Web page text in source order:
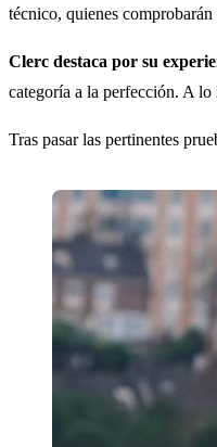
técnico, quienes
Clerc destaca por su
categoría a la perfección. A
Tras pasar las pertinentes